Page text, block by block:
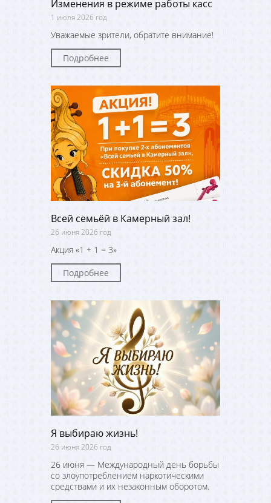
Изменения в режиме работы касс
1 июля 2026 год
Уважаемые зрители, обратите внимание!
Подробнее
Всей семьёй в Камерный зал!
26 июня 2026 год
Акция «1 + 1 = 3»
Подробнее
Я выбираю жизнь!
26 июня 2026 год
26 июня — Международный день борьбы
со злоупотреблением наркотическими
средствами и их незаконным оборотом.